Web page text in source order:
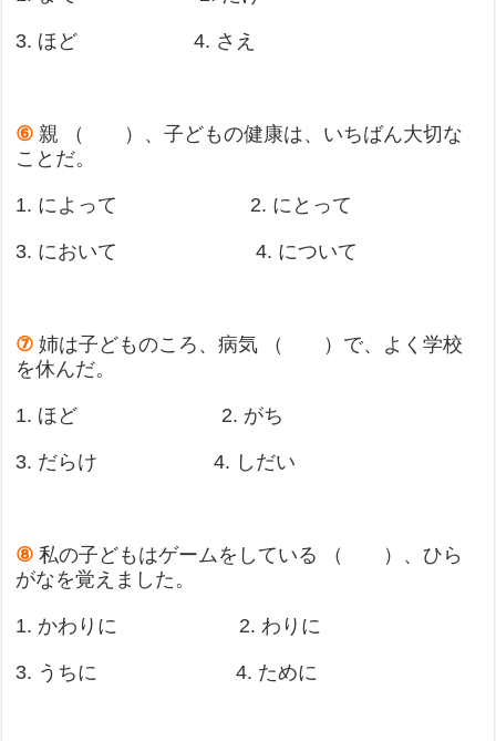
3. ほど 4. さえ
⑥ 親 （ ）、子どもの健康は、いちばん大切な
ことだ。
1. によって 2. にとって
3. において 4. について
⑦ 姉は子どものころ、病気 （ ）で、よく学校
を休んだ。
1. ほど 2. がち
3. だらけ 4. しだい
⑧ 私の子どもはゲームをしている （ ）、ひら
がなを覚えました。
1. かわりに 2. わりに
3. うちに 4. ために